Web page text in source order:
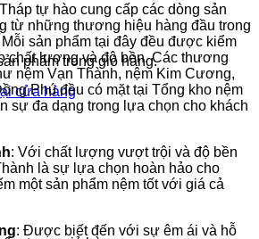
phẩm trong giỏ hàng.
cửa hàng
tự hào cung cấp các dòng sản
từ những thương hiệu hàng đầu trong
sản phẩm tại đây đều được kiểm
chất lượng và độ bền. Các thương
nệm Vạn Thành, nệm Kim Cương,
Phú đều có mặt tại Tổng kho nệm
sự đa dạng trong lựa chọn cho khách
: Với chất lượng vượt trội và độ bền
là sự lựa chọn hoàn hảo cho
một sản phẩm nệm tốt với giá cả
: Được biết đến với sự êm ái và hỗ